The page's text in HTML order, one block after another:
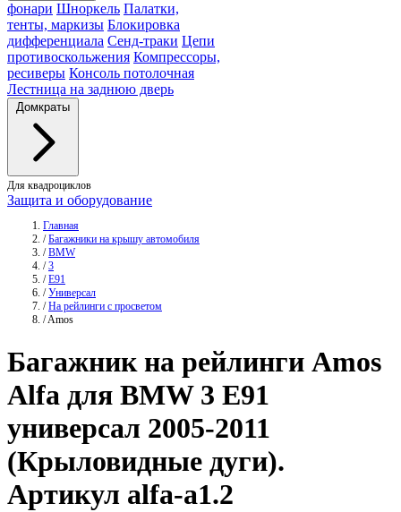
фонари Шноркель Палатки,
тенты, маркизы Блокировка
дифференциала Сенд-траки Цепи
противоскольжения Компрессоры,
ресиверы Консоль потолочная
Лестница на заднюю дверь
Домкраты
Для квадроциклов
Защита и оборудование
Главная
/ Багажники на крышу автомобиля
/ BMW
/ 3
/ E91
/ Универсал
/ На рейлинги с просветом
/Amos
Багажник на рейлинги Amos
Alfa для BMW 3 E91
универсал 2005-2011
(Крыловидные дуги).
Артикул alfa-a1.2